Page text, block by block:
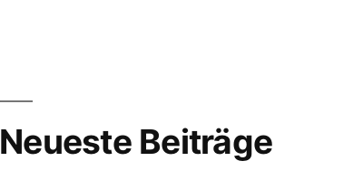
Neueste Beiträge